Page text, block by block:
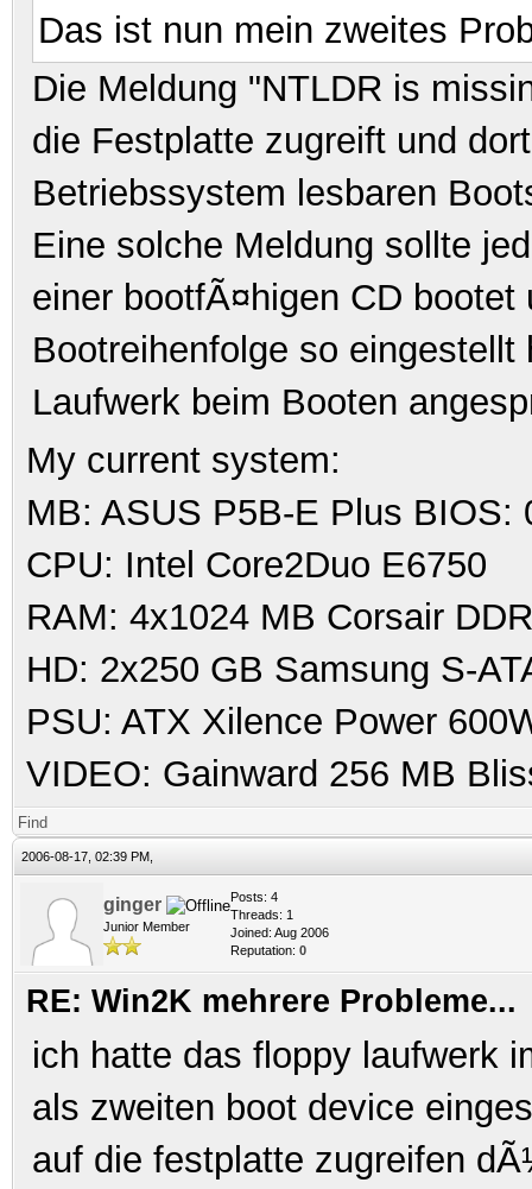
Das ist nun mein zweites
Die Meldung "NTLDR is
die Festplatte zugreift und
Betriebssystem lesbaren
Eine solche Meldung sollte
einer bootfÃ¤higen CD
Bootreihenfolge so
Laufwerk beim Booten
My current system:
MB: ASUS P5B-E Plus BIOS:
CPU: Intel Core2Duo E6750
RAM: 4x1024 MB Corsair
HD: 2x250 GB Samsung S-
PSU: ATX Xilence Power
VIDEO: Gainward 256 MB
Find
2006-08-17, 02:39 PM,
ginger
Junior Member
Posts: 4
Threads: 1
Joined: Aug 2006
Reputation: 0
RE: Win2K mehrere Probleme...
ich hatte das floppy laufwerk
als zweiten boot device
auf die festplatte zugreifen